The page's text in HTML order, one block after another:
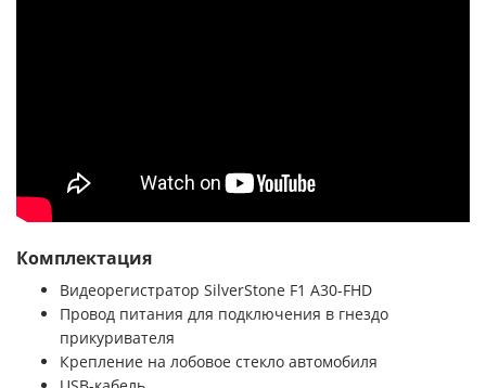
Комплектация
Видеорегистратор SilverStone F1 A30-FHD
Провод питания для подключения в гнездо
прикуривателя
Крепление на лобовое стекло автомобиля